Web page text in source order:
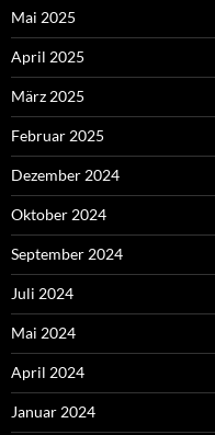
Mai 2025
April 2025
März 2025
Februar 2025
Dezember 2024
Oktober 2024
September 2024
Juli 2024
Mai 2024
April 2024
Januar 2024